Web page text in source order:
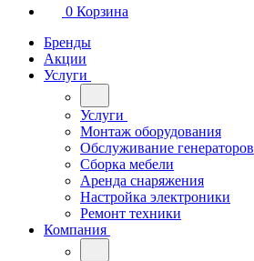
0 Корзина
Бренды
Акции
Услуги
Услуги
Монтаж оборудования
Обслуживание генераторов
Сборка мебели
Аренда снаряжения
Настройка электроники
Ремонт техники
Компания